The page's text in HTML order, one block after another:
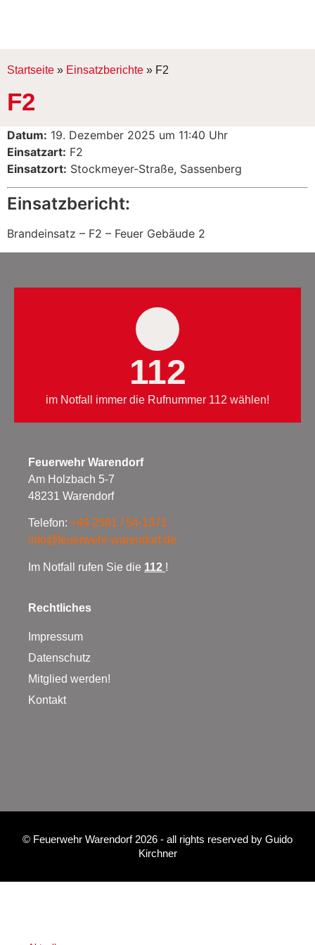
Startseite » Einsatzberichte » F2
F2
Datum: 19. Dezember 2025 um 11:40 Uhr
Einsatzart: F2
Einsatzort: Stockmeyer-Straße, Sassenberg
Einsatzbericht:
Brandeinsatz – F2 – Feuer Gebäude 2
112
im Notfall immer die Rufnummer 112 wählen!
Feuerwehr Warendorf
Am Holzbach 5-7
48231 Warendorf
Telefon: +49 2581 / 54-1371
info@feuerwehr-warendorf.de
Im Notfall rufen Sie die 112 !
Rechtliches
Impressum
Datenschutz
Mitglied werden!
Kontakt
© Feuerwehr Warendorf 2026 - all rights reserved by Guido
Kirchner